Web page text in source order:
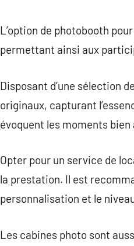
L’option de photobooth
permettant ainsi aux
Disposant d’une sélection
originaux, capturant
évoquent les moments bien
Opter pour un service de
la prestation. Il est
personnalisation et le
Les cabines photo sont